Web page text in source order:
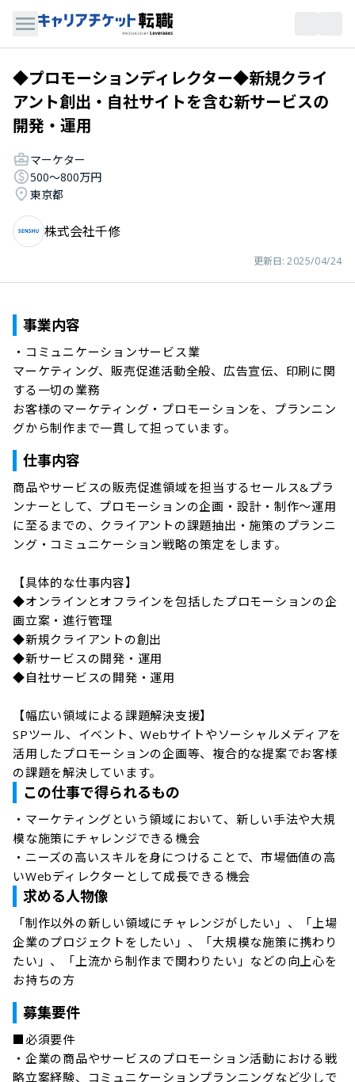
◆プロモーションディレクター◆新規クライ
アント創出・自社サイトを含む新サービスの
開発・運用
マーケター
500〜800万円
東京都
株式会社千修
更新日: 2025/04/24
事業内容
・コミュニケーションサービス業
マーケティング、販売促進活動全般、広告宣伝、印刷に関
する一切の業務
お客様のマーケティング・プロモーションを、プランニン
グから制作まで一貫して担っています。
仕事内容
商品やサービスの販売促進領域を担当するセールス&プラ
ンナーとして、プロモーションの企画・設計・制作～運用
に至るまでの、クライアントの課題抽出・施策のプランニ
ング・コミュニケーション戦略の策定をします。
【具体的な仕事内容】
◆オンラインとオフラインを包括したプロモーションの企
画立案・進行管理
◆新規クライアントの創出
◆新サービスの開発・運用
◆自社サービスの開発・運用
【幅広い領域による課題解決支援】
SPツール、イベント、Webサイトやソーシャルメディアを
活用したプロモーションの企画等、複合的な提案でお客様
の課題を解決しています。
この仕事で得られるもの
・マーケティングという領域において、新しい手法や大規
模な施策にチャレンジできる機会
・ニーズの高いスキルを身につけることで、市場価値の高
いWebディレクターとして成長できる機会
求める人物像
「制作以外の新しい領域にチャレンジがしたい」、「上場
企業のプロジェクトをしたい」、「大規模な施策に携わり
たい」、「上流から制作まで関わりたい」などの向上心を
お持ちの方
募集要件
■必須要件
・企業の商品やサービスのプロモーション活動における戦
略立案経験、コミュニケーションプランニングなど少しで